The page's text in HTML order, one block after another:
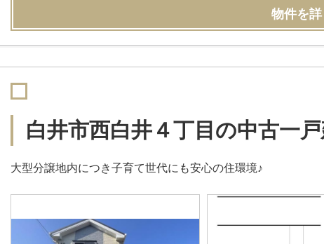
物件を
白井市西白井４丁目の中古一
大型分譲地内につき子育て世代にも安心の住環境♪